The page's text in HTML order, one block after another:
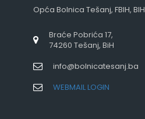
Opća Bolnica Tešanj, FBIH, BIH
Braće Pobrića 17,
74260 Tešanj, BiH
info@bolnicatesanj.ba
WEBMAIL LOGIN